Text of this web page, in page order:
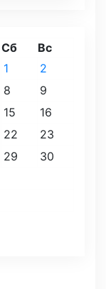
Сб Вс
1
2
8
9
15
16
22
23
29
30